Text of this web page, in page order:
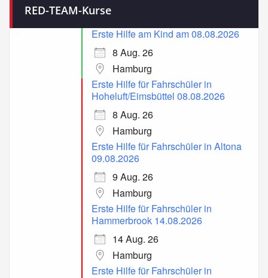
RED-TEAM-Kurse
Erste Hilfe am Kind am 08.08.2026
8 Aug. 26
Hamburg
Erste Hilfe für Fahrschüler in
Hoheluft/Eimsbüttel 08.08.2026
8 Aug. 26
Hamburg
Erste Hilfe für Fahrschüler in Altona
09.08.2026
9 Aug. 26
Hamburg
Erste Hilfe für Fahrschüler in
Hammerbrook 14.08.2026
14 Aug. 26
Hamburg
Erste Hilfe für Fahrschüler in